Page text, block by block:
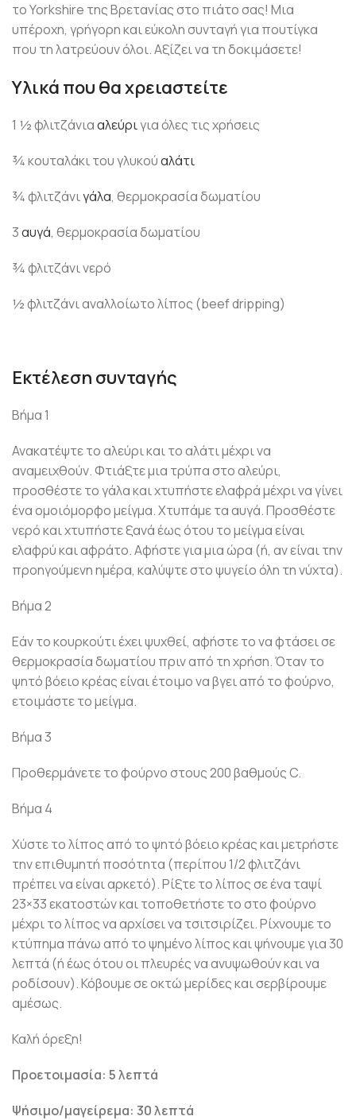
το Yorkshire της Βρετανίας στο πιάτο σας! Μια
υπέροχη, γρήγορη και εύκολη συνταγή για πουτίγκα
που τη λατρεύουν όλοι. Αξίζει να τη δοκιμάσετε!
Υλικά που θα χρειαστείτε
1 ½ φλιτζάνιααλεύριγια όλες τις χρήσεις
¾ κουταλάκι του γλυκούαλάτι
¾ φλιτζάνιγάλα, θερμοκρασία δωματίου
3αυγά, θερμοκρασία δωματίου
¾ φλιτζάνι νερό
½ φλιτζάνι αναλλοίωτο λίπος (beef dripping)
Εκτέλεση συνταγής
Βήμα 1
Ανακατέψτε το αλεύρι και το αλάτι μέχρι να
αναμειχθούν. Φτιάξτε μια τρύπα στο αλεύρι,
προσθέστε το γάλα και χτυπήστε ελαφρά μέχρι να γίνει
ένα ομοιόμορφο μείγμα. Χτυπάμε τα αυγά. Προσθέστε
νερό και χτυπήστε ξανά έως ότου το μείγμα είναι
ελαφρύ και αφράτο. Αφήστε για μια ώρα (ή, αν είναι την
προηγούμενη ημέρα, καλύψτε στο ψυγείο όλη τη νύχτα).
Βήμα 2
Εάν το κουρκούτι έχει ψυχθεί, αφήστε το να φτάσει σε
θερμοκρασία δωματίου πριν από τη χρήση. Όταν το
ψητό βόειο κρέας είναι έτοιμο να βγει από το φούρνο,
ετοιμάστε το μείγμα.
Βήμα 3
Προθερμάνετε το φούρνο στους 200 βαθμούς C.
Βήμα 4
Χύστε το λίπος από το ψητό βόειο κρέας και μετρήστε
την επιθυμητή ποσότητα (περίπου 1/2 φλιτζάνι
πρέπει να είναι αρκετό). Ρίξτε το λίπος σε ένα ταψί
23×33 εκατοστών και τοποθετήστε το στο φούρνο
μέχρι το λίπος να αρχίσει να τσιτσιρίζει. Ρίχνουμε το
κτύπημα πάνω από το ψημένο λίπος και ψήνουμε για 30
λεπτά (ή έως ότου οι πλευρές να ανυψωθούν και να
ροδίσουν). Κόβουμε σε οκτώ μερίδες και σερβίρουμε
αμέσως.
Καλή όρεξη!
Προετοιμασία: 5 λεπτά
Ψήσιμο/μαγείρεμα: 30 λεπτά